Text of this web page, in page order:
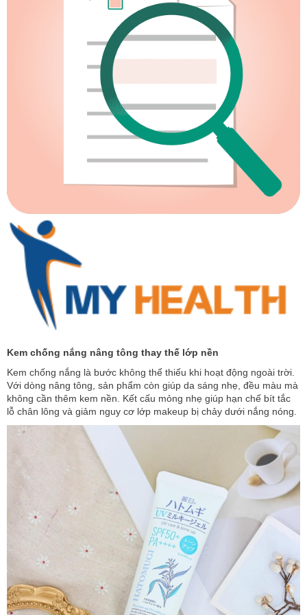
Kem chống nắng nâng tông thay thế lớp nền
Kem chống nắng là bước không thể thiếu khi hoạt động ngoài trời.
Với dòng nâng tông, sản phẩm còn giúp da sáng nhẹ, đều màu mà
không cần thêm kem nền. Kết cấu mỏng nhẹ giúp hạn chế bít tắc
lỗ chân lông và giảm nguy cơ lớp makeup bị chảy dưới nắng nóng.